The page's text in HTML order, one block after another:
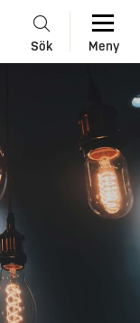
Sök Meny